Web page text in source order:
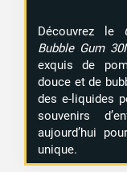
Découvrez le
Bubble Gum
exquis de
douce et de
des e-liquides
souvenirs
aujourd’hui
unique.